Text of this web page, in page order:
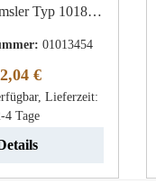
Länge 2,00 m
6 mm
01013454
Preis:
€
Lieferzeit:
4 Tage